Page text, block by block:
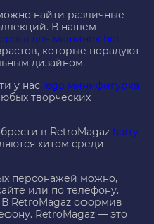
найти различные
В нашем
для машинок hot
которые порадуют
дизайном.
у нас lego минифигурка
творческих
в RetroMagaz harry
хитом среди
персонажей можно,
или по телефону.
В RetroMagaz оформив
RetroMagaz — это